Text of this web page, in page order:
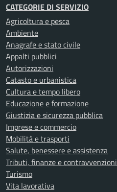
CATEGORIE DI SERVIZIO
Agricoltura e pesca
Ambiente
Anagrafe e stato civile
Appalti pubblici
Autorizzazioni
Catasto e urbanistica
Cultura e tempo libero
Educazione e formazione
Giustizia e sicurezza pubblica
Imprese e commercio
Mobilità e trasporti
Salute, benessere e assistenza
Tributi, finanze e contravvenzioni
Turismo
Vita lavorativa